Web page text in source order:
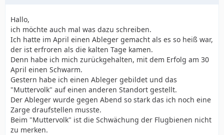
Hallo,
ich möchte auch mal was dazu schreiben.
Ich hatte im April einen Ableger gemacht als es so heiß war,
der ist erfroren als die kalten Tage kamen.
Denn habe ich mich zurückgehalten, mit dem Erfolg am 30
April einen Schwarm.
Gestern habe ich einen Ableger gebildet und das
"Muttervolk" auf einen anderen Standort gestellt.
Der Ableger wurde gegen Abend so stark das ich noch eine
Zarge draufstellen musste.
Beim "Muttervolk" ist die Schwächung der Flugbienen nicht
zu merken.